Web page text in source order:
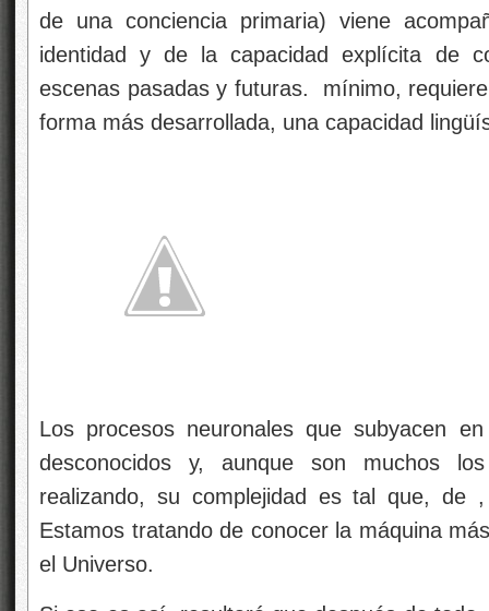
de una conciencia primaria) viene
identidad y de la capacidad explícita de
escenas pasadas y futuras. mínimo,
forma más desarrollada, una capacidad
Los procesos neuronales que subyacen
desconocidos y, aunque son muchos
realizando, su complejidad es tal que, de
Estamos tratando de conocer la máquina
el Universo.